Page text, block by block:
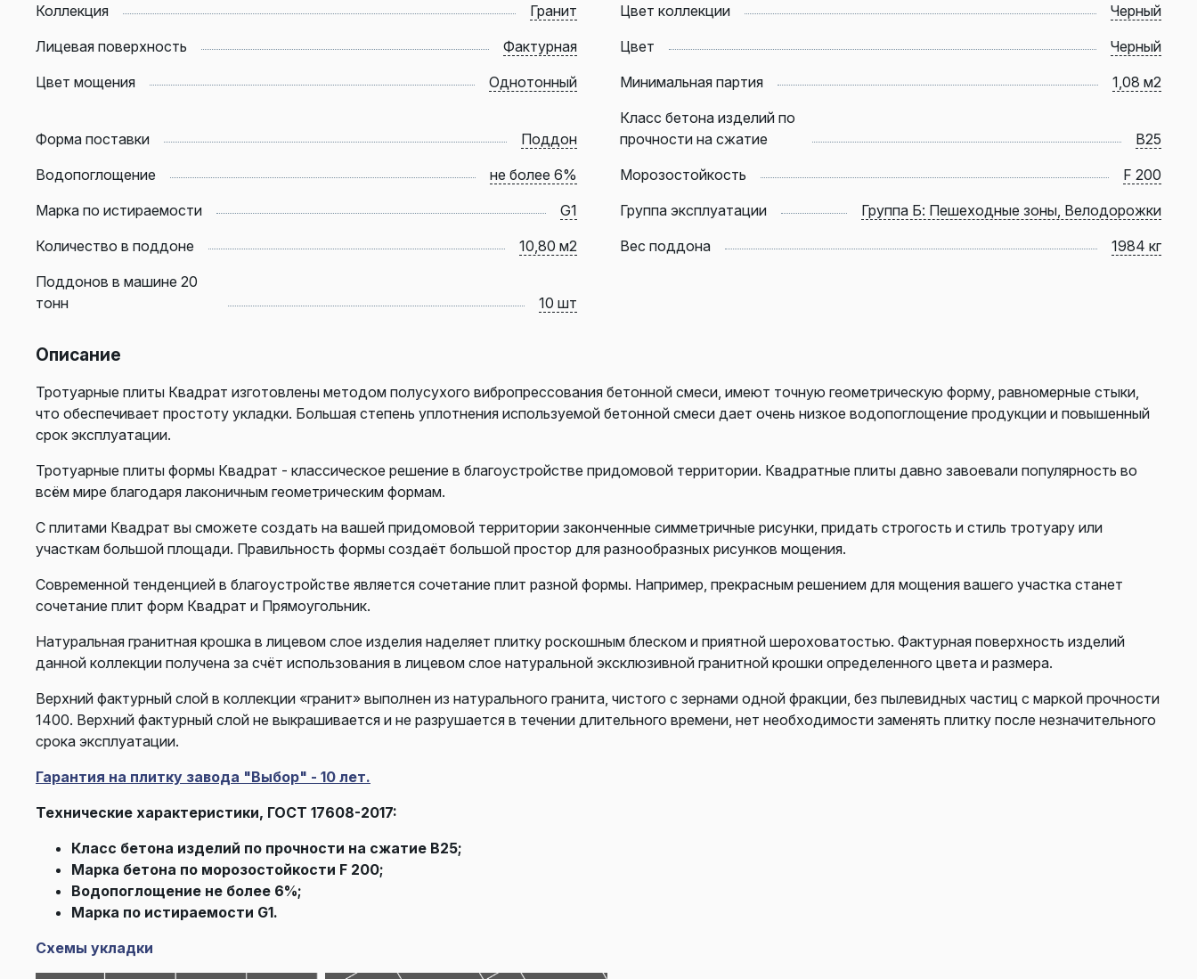
Коллекция
Гранит Цвет коллекции
Черный
Лицевая поверхность
Фактурная Цвет
Черный
Цвет мощения
Однотонный Минимальная партия 1,08 м2
Форма поставки Поддон
Класс бетона изделий по
прочности на сжатие
B25
Водопоглощение
не более 6% Морозостойкость
F 200
Марка по истираемости
G1 Группа эксплуатации
Группа Б: Пешеходные зоны, Велодорожки
Количество в поддоне
10,80 м2 Вес поддона
1984 кг
Поддонов в машине 20
тонн
10 шт
Описание
Тротуарные плиты Квадрат изготовлены методом полусухого вибропрессования бетонной смеси, имеют точную геометрическую форму, равномерные стыки,
что обеспечивает простоту укладки. Большая степень уплотнения используемой бетонной смеси дает очень низкое водопоглощение продукции и повышенный
срок эксплуатации.
Тротуарные плиты формы Квадрат - классическое решение в благоустройстве придомовой территории. Квадратные плиты давно завоевали популярность во
всём мире благодаря лаконичным геометрическим формам.
С плитами Квадрат вы сможете создать на вашей придомовой территории законченные симметричные рисунки, придать строгость и стиль тротуару или
участкам большой площади. Правильность формы создаёт большой простор для разнообразных рисунков мощения.
Современной тенденцией в благоустройстве является сочетание плит разной формы. Например, прекрасным решением для мощения вашего участка станет
сочетание плит форм Квадрат и Прямоугольник.
Натуральная гранитная крошка в лицевом слое изделия наделяет плитку роскошным блеском и приятной шероховатостью. Фактурная поверхность изделий
данной коллекции получена за счёт использования в лицевом слое натуральной эксклюзивной гранитной крошки определенного цвета и размера.
Верхний фактурный слой в коллекции «гранит» выполнен из натурального гранита, чистого с зернами одной фракции, без пылевидных частиц с маркой прочности
1400. Верхний фактурный слой не выкрашивается и не разрушается в течении длительного времени, нет необходимости заменять плитку после незначительного
срока эксплуатации.
Гарантия на плитку завода "Выбор" - 10 лет.
Технические характеристики, ГОСТ 17608-2017:
Класс бетона изделий по прочности на сжатие В25;
Марка бетона по морозостойкости F 200;
Водопоглощение не более 6%;
Марка по истираемости G1.
Схемы укладки